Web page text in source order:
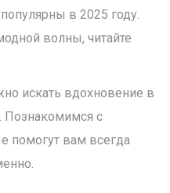
в 2025 году.
волны, читайте
искать вдохновение в
Познакомимся с
помогут вам всегда